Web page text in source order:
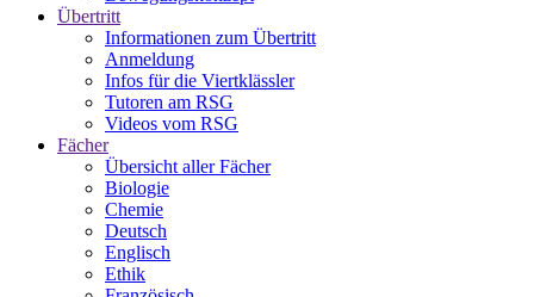
Übertritt
Informationen zum Übertritt
Anmeldung
Infos für die Viertklässler
Tutoren am RSG
Videos vom RSG
Fächer
Übersicht aller Fächer
Biologie
Chemie
Deutsch
Englisch
Ethik